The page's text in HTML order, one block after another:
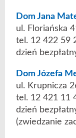
Dom Jana
ul. Floriańska
tel. 12 422 59
dzień
Dom Józefa
ul. Krupnicza
tel. 12 421 11
dzień
(zwiedzanie